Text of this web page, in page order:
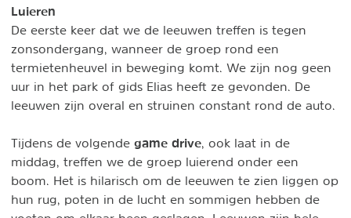
Luieren
De eerste keer dat we de leeuwen treffen is tegen
zonsondergang, wanneer de groep rond een
termietenheuvel in beweging komt. We zijn nog geen
uur in het park of gids Elias heeft ze gevonden. De
leeuwen zijn overal en struinen constant rond de auto.
Tijdens de volgende game drive, ook laat in de
middag, treffen we de groep luierend onder een
boom. Het is hilarisch om de leeuwen te zien liggen op
hun rug, poten in de lucht en sommigen hebben de